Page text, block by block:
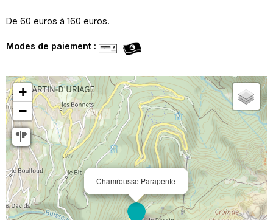
De 60 euros à 160 euros.
Modes de paiement :
Chamrousse Parapente
+
−